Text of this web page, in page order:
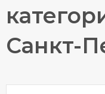
Санкт-